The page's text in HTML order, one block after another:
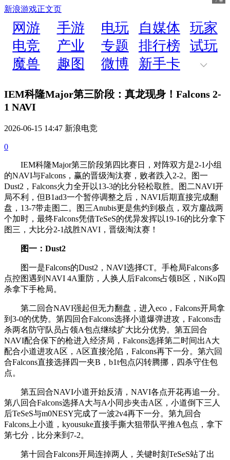
新浪游戏正文页
网游 手游 电玩 自媒体
玩家
电竞
产业 专题 排行榜
试玩
魔兽
趣图 微博 新手卡
IEM科隆Major第三阶段：真龙现身！Falcons 2-
1 NAVI
2026-06-15 14:47 新浪电竞
0
IEM科隆Major第三阶段第四比赛日，对阵双方是2-1小组
的NAVI与Falcons，赢的晋级淘汰赛，败者跌入2-2。图一
Dust2，Falcons火力全开以13-3的比分轻松取胜。图二NAVI开
局不利，但B1ad3一个暂停调整之后，NAVI后期直接完成翻
盘，13-7带走图二。图三Anubis更是焦灼到极点，双方鏖战两
个加时，最终Falcons凭借TeSeS的优异发挥以19-16的比分拿下
图三，大比分2-1战胜NAVI，晋级淘汰赛！
图一：Dust2
图一是Falcons的Dust2，NAVI选择CT。手枪局Falcons多
点控图遇到NAVI 4A重防，人换人后Falcons占领B区，NiKo四
杀拿下手枪局。
第二回合NAVI强起但无力翻盘，进入eco，Falcons开局拿
到3-0的优势。第四回合Falcons选择小道爆弹进攻，Falcons击
杀两名防守队员占领A包点继续扩大比分优势。第五回合
NAVI配合保下的枪进入经济局，Falcons选择第二时间出A大
配合小道进攻A区，A区直接沦陷，Falcons再下一分。第六回
合Falcons直接选择四一夹B，b1t包点闪转腾挪，四杀守住包
点。
第五回合NAVI小道开始反清，NAVI各点开花再追一分。
第八回合Falcons选择A大与A小同步夹击A区，小道倒下三人
后TeSeS与m0NESY完成了一波2v4再下一分。第九回合
Falcons上小道，kyousuke直接手撕大狙带队平推A包点，拿下
第七分，比分来到7-2。
第十回合Falcons开局连掉两人，关键时刻TeSeS站了出